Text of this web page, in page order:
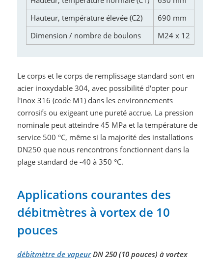
Hauteur, température élevée (C2)
690 mm
Dimension / nombre de boulons
M24 x 12
Le corps et le corps de remplissage standard sont en
acier inoxydable 304, avec possibilité d'opter pour
l'inox 316 (code M1) dans les environnements
corrosifs ou exigeant une pureté accrue. La pression
nominale peut atteindre 45 MPa et la température de
service 500 °C, même si la majorité des installations
DN250 que nous rencontrons fonctionnent dans la
plage standard de -40 à 350 °C.
Applications courantes des
débitmètres à vortex de 10
pouces
débitmètre de vapeur DN 250 (10 pouces) à vortex